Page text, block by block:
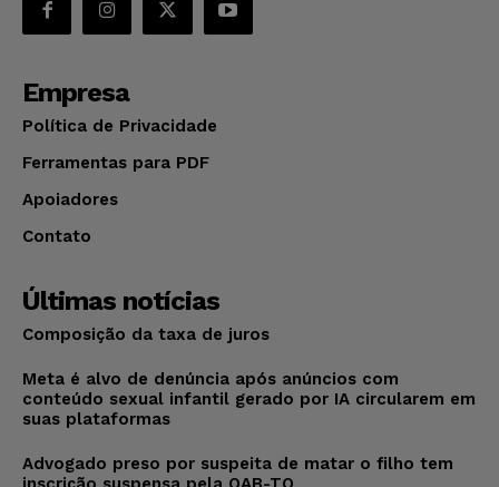
Empresa
Política de Privacidade
Ferramentas para PDF
Apoiadores
Contato
Últimas notícias
Composição da taxa de juros
Meta é alvo de denúncia após anúncios com
conteúdo sexual infantil gerado por IA circularem em
suas plataformas
Advogado preso por suspeita de matar o filho tem